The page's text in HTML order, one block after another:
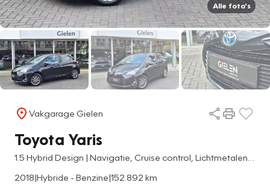
Alle foto's
Vakgarage Gielen
Toyota Yaris
2018|Hybride - Benzine|152.892 km